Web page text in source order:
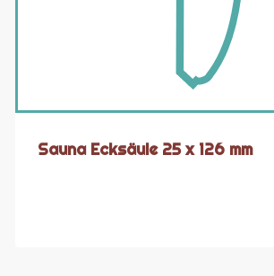
Sauna Ecksäule 25 x 126 mm